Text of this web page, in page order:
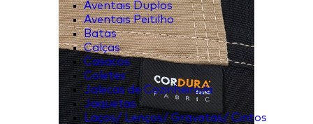
Aventais Duplos
Aventais Peitilho
Batas
Calças
Casacos
Coletes
Jalecas de Cozinheiro/a
Jaquetas
Laços/ Lenços/ Gravatas/ Cintos